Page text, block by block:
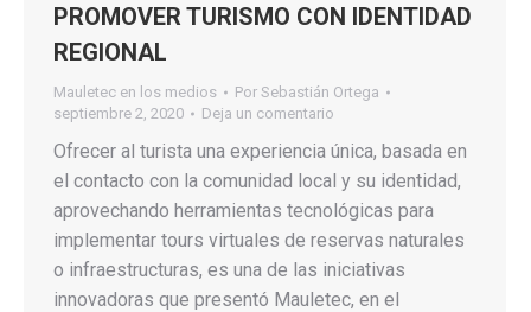
PROMOVER TURISMO CON IDENTIDAD
REGIONAL
Mauletec en los medios Por Sebastián Ortega
septiembre 2, 2020
Deja un comentario
Ofrecer al turista una experiencia única, basada en
el contacto con la comunidad local y su identidad,
aprovechando herramientas tecnológicas para
implementar tours virtuales de reservas naturales
o infraestructuras, es una de las iniciativas
innovadoras que presentó Mauletec, en el